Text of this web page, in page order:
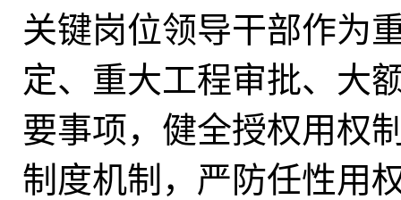
关键岗位领导干部作为
定、重大工程审批、大
要事项，健全授权用权
制度机制，严防任性用